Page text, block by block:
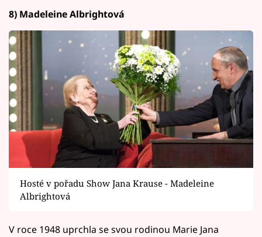
8) Madeleine Albrightová
Hosté v pořadu Show Jana Krause - Madeleine
Albrightová
V roce 1948 uprchla se svou rodinou Marie Jana